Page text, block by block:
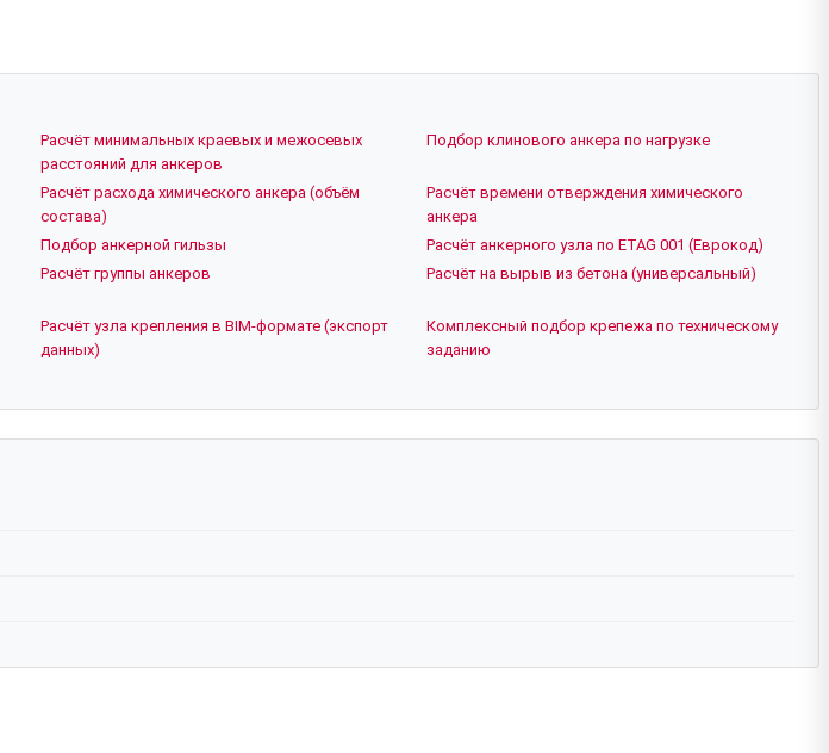
Расчёт минимальных краевых и межосевых
расстояний для анкеров
Подбор клинового анкера по нагрузке
Расчёт расхода химического анкера (объём
состава)
Расчёт времени отверждения химического
анкера
Подбор анкерной гильзы
Расчёт анкерного узла по ETAG 001 (Еврокод)
Расчёт группы анкеров Расчёт на вырыв из бетона (универсальный)
Расчёт узла крепления в BIM-формате (экспорт
данных)
Комплексный подбор крепежа по техническому
заданию